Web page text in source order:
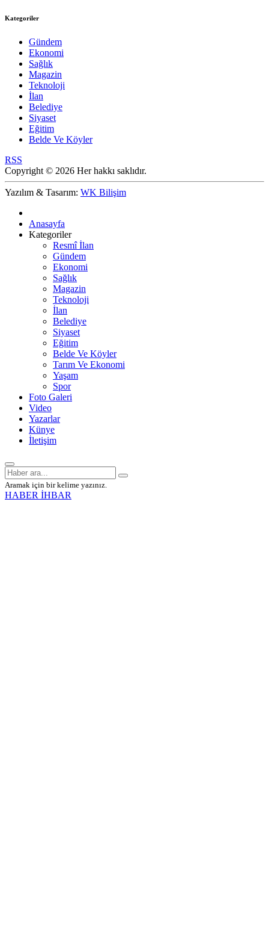
Kategoriler
Gündem
Ekonomi
Sağlık
Magazin
Teknoloji
İlan
Belediye
Siyaset
Eğitim
Belde Ve Köyler
RSS
Copyright © 2026 Her hakkı saklıdır.
Yazılım & Tasarım: WK Bilişim
Anasayfa
Kategoriler
Resmî İlan
Gündem
Ekonomi
Sağlık
Magazin
Teknoloji
İlan
Belediye
Siyaset
Eğitim
Belde Ve Köyler
Tarım Ve Ekonomi
Yaşam
Spor
Foto Galeri
Video
Yazarlar
Künye
İletişim
Aramak için bir kelime yazınız.
HABER İHBAR